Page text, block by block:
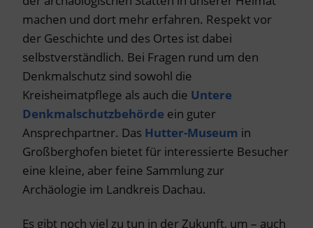
machen und dort mehr erfahren. Respekt vor
der Geschichte und des Ortes ist dabei
selbstverständlich. Bei Fragen rund um den
Denkmalschutz sind sowohl die
Kreisheimatpflege als auch die Untere
Denkmalschutzbehörde ein guter
Ansprechpartner. Das Hutter-Museum in
Großberghofen bietet für interessierte Besucher
eine kleine, aber feine Sammlung zur
Archäologie im Landkreis Dachau.
Es gibt noch viel zu tun in der Zukunft, um – auch